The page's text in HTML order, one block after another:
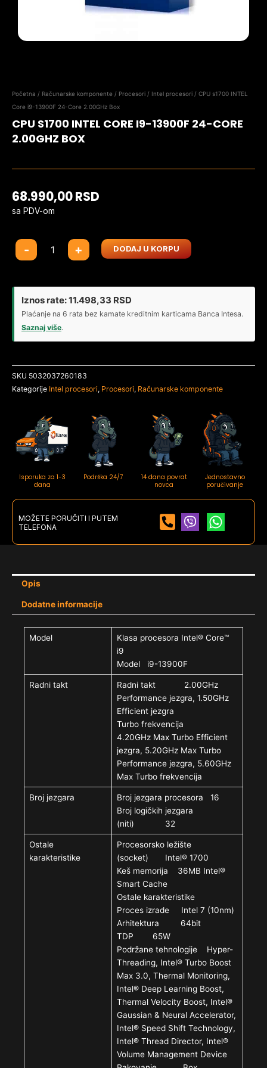
Početna / Računarske komponente / Procesori / Intel procesori / CPU s1700 INTEL
Core i9-13900F 24-Core 2.00GHz Box
CPU S1700 INTEL CORE I9-13900F 24-CORE
2.00GHZ BOX
68.990,00RSD
sa PDV-om
-
CPU
s1700
13900F
24-
količina
+ DODAJ U KORPU
Iznos rate:11.498,33 RSD
Plaćanje na 6 rata bez kamate kreditnim karticama Banca Intesa.
Saznaj više.
SKU 5032037260183
Kategorije Intel procesori, Procesori, Računarske komponente
Isporuka za 1-3
dana
Podrška 24/7
14 dana povrat
novca
Jednostavno
poručivanje
MOŽETE PORUČITI I PUTEM
TELEFONA
Opis
Dodatne informacije
Model
Klasa procesora Intel® Core™
i9
Model i9-13900F
Radni takt
Radni takt 2.00GHz
Performance jezgra, 1.50GHz
Efficient jezgra
Turbo frekvencija
4.20GHz Max Turbo Efficient
jezgra, 5.20GHz Max Turbo
Performance jezgra, 5.60GHz
Max Turbo frekvencija
Broj jezgara
Broj jezgara procesora 16
Broj logičkih jezgara
(niti) 32
Ostale
karakteristike
Procesorsko ležište
(socket) Intel® 1700
Keš memorija 36MB Intel®
Smart Cache
Ostale karakteristike
Proces izrade Intel 7 (10nm)
Arhitektura 64bit
TDP 65W
Podržane tehnologije Hyper-
Threading, Intel® Turbo Boost
Max 3.0, Thermal Monitoring,
Intel® Deep Learning Boost,
Thermal Velocity Boost, Intel®
Gaussian & Neural Accelerator,
Intel® Speed Shift Technology,
Intel® Thread Director, Intel®
Volume Management Device